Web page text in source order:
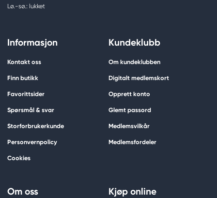
Lø.-sø.: lukket
Informasjon
Kontakt oss
Finn butikk
Favorittsider
Spørsmål & svar
Storforbrukerkunde
Personvernpolicy
Cookies
Kundeklubb
Om kundeklubben
Digitalt medlemskort
Opprett konto
Glemt passord
Medlemsvilkår
Medlemsfordeler
Om oss Kjøp online